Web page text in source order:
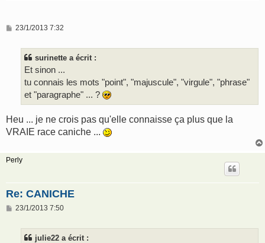
M
23/1/2013 7:32
surinette a écrit :
Et sinon ...
tu connais les mots "point", "majuscule", "virgule", "phrase"
et "paragraphe" ... ?
Heu ... je ne crois pas qu'elle connaisse ça plus que la
VRAIE race caniche ...
Perly
Re: CANICHE
M
23/1/2013 7:50
julie22 a écrit :